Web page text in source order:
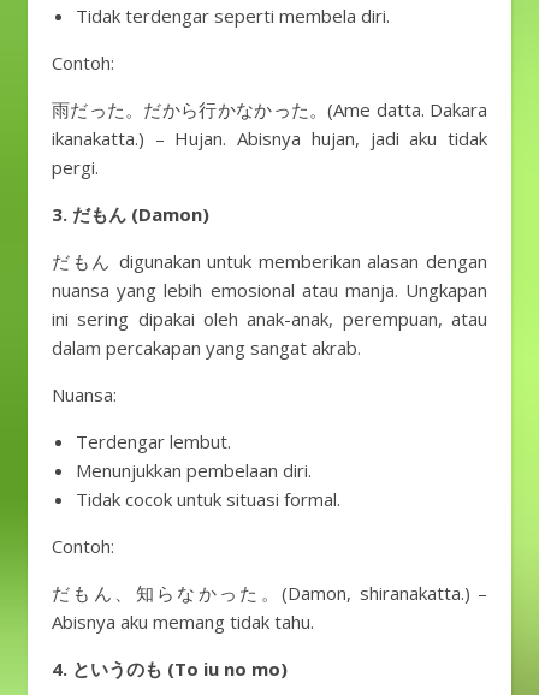
Tidak terdengar seperti membela diri.
Contoh:
雨だった。だから行かなかった。(Ame datta. Dakara
ikanakatta.) – Hujan. Abisnya hujan, jadi aku tidak
pergi.
3. だもん (Damon)
だもん digunakan untuk memberikan alasan dengan
nuansa yang lebih emosional atau manja. Ungkapan
ini sering dipakai oleh anak-anak, perempuan, atau
dalam percakapan yang sangat akrab.
Nuansa:
Terdengar lembut.
Menunjukkan pembelaan diri.
Tidak cocok untuk situasi formal.
Contoh:
だもん、知らなかった。(Damon, shiranakatta.) –
Abisnya aku memang tidak tahu.
4. というのも (To iu no mo)